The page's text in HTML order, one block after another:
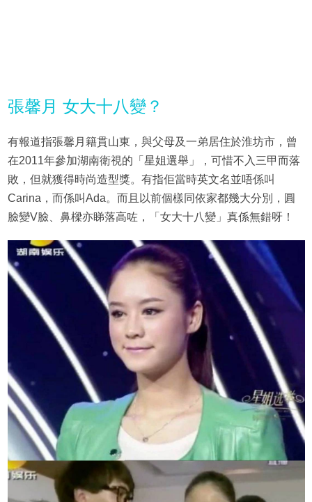
張馨月 女大十八變？
有報道指張馨月籍貫山東，與父母及一弟居住於淮坊市，曾
在2011年參加湖南衛視的「星姐選舉」，可惜不入三甲而落
敗，但就獲得時尚造型獎。有指佢當時英文名並唔係叫
Carina，而係叫Ada。而且以前個樣同依家都幾大分別，圓
臉變V臉、鼻樑亦睇落高咗，「女大十八變」真係無錯呀！